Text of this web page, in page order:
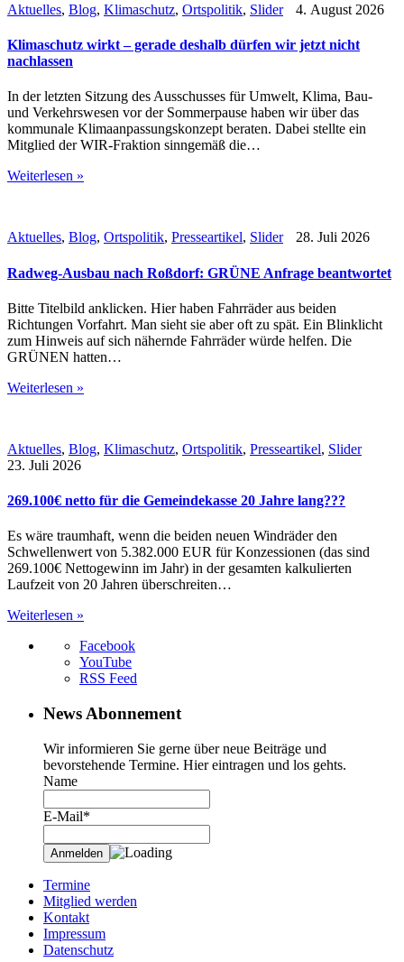
Aktuelles, Blog, Klimaschutz, Ortspolitik, Slider 4. August 2026
Klimaschutz wirkt – gerade deshalb dürfen wir jetzt nicht
nachlassen
In der letzten Sitzung des Ausschusses für Umwelt, Klima, Bau-
und Verkehrswesen vor der Sommerpause haben wir über das
kommunale Klimaanpassungskonzept beraten. Dabei stellte ein
Mitglied der WIR-Fraktion sinngemäß die…
Weiterlesen »
Aktuelles, Blog, Ortspolitik, Presseartikel, Slider 28. Juli 2026
Radweg-Ausbau nach Roßdorf: GRÜNE Anfrage beantwortet
Bitte Titelbild anklicken. Hier haben Fahrräder aus beiden
Richtungen Vorfahrt. Man sieht sie aber oft zu spät. Ein Blinklicht
zum Hinweis auf sich nähernde Fahrräder würde helfen. Die
GRÜNEN hatten…
Weiterlesen »
Aktuelles, Blog, Klimaschutz, Ortspolitik, Presseartikel, Slider
23. Juli 2026
269.100€ netto für die Gemeindekasse 20 Jahre lang???
Es wäre traumhaft, wenn die beiden neuen Windräder den
Schwellenwert von 5.382.000 EUR für Konzessionen (das sind
269.100€ Nettogewinn im Jahr) in der gesamten kalkulierten
Laufzeit von 20 Jahren überschreiten…
Weiterlesen »
Facebook
YouTube
RSS Feed
News Abonnement
Wir informieren Sie gerne über neue Beiträge und
bevorstehende Termine. Hier eintragen und los gehts.
Name
E-Mail*
Termine
Mitglied werden
Kontakt
Impressum
Datenschutz